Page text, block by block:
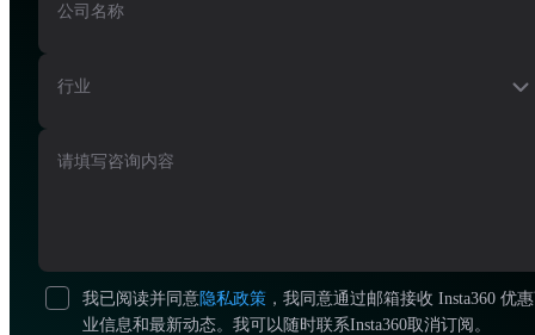
机身及环境要求
公司名称
行业
请填写咨询内容
我已阅读并同意隐私政策，我同意通过邮箱接收 Insta360 优
业信息和最新动态。我可以随时联系Insta360取消订阅。